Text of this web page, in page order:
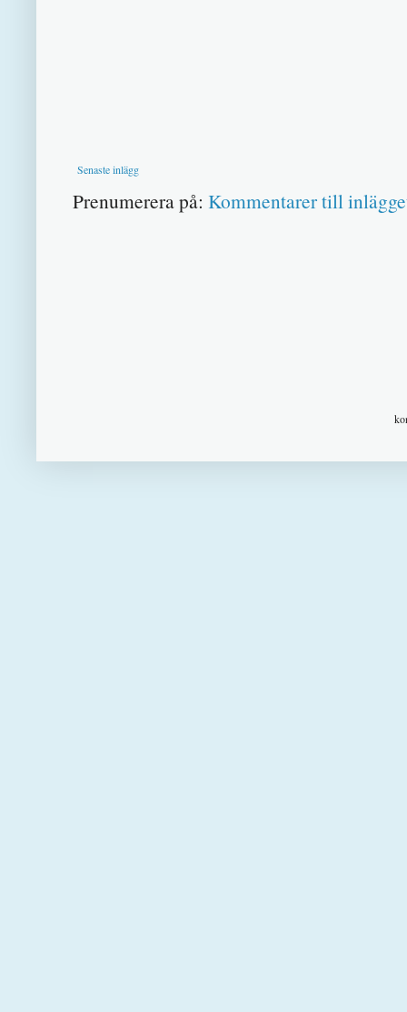
Senaste inlägg
Prenumerera på: Kommentarer till